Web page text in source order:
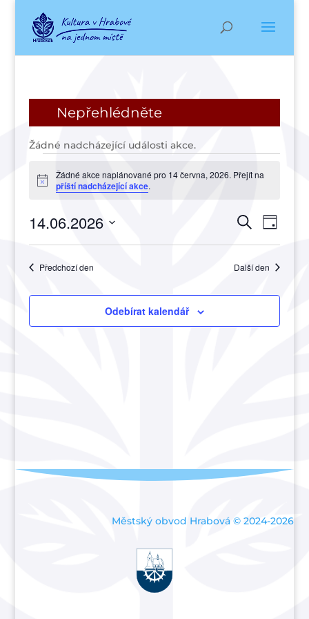
Nepřehlédněte
Žádné nadcházející události akce.
for
června,
2026
Notice
Žádné akce naplánované pro 14 června, 2026. Přejít na
příští nadcházející akce.
a
Hledat
pro
Akce
Den
14.06.2026
Předchozí den Další den
Odebírat kalendář
Městský obvod Hrabová © 2024-2026